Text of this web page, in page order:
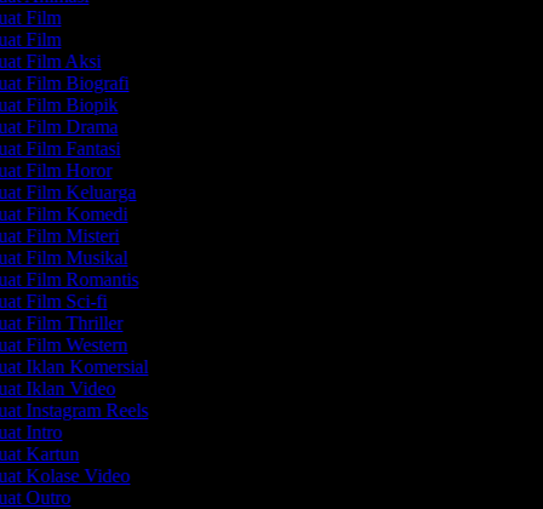
Film
Film
Film Aksi
Film Biografi
Film Biopik
Film Drama
Film Fantasi
Film Horor
Film Keluarga
Film Komedi
Film Misteri
Film Musikal
Film Romantis
Film Sci-fi
Film Thriller
Film Western
Iklan Komersial
Iklan Video
Instagram Reels
Intro
Kartun
Kolase Video
Outro